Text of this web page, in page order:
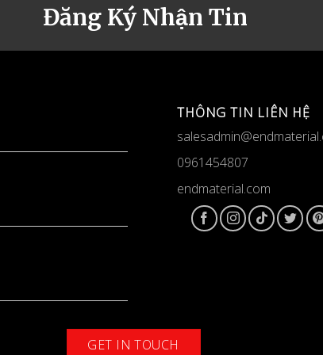
Đăng Ký Nhận Tin
THÔNG TIN LIÊN HỆ
0961454807
endmaterial.com